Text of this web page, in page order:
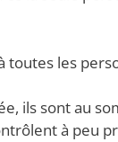
les
ils sont au
à peu